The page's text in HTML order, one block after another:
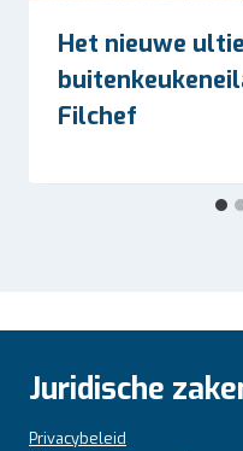
Het nieuwe
Filchef
Juridische
Privacybeleid